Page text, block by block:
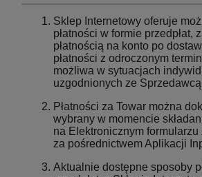
Sklep Internetowy oferuje
płatności w formie przedpłat,
płatnością na konto po
płatności z odroczonym
możliwa w sytuacjach
uzgodnionych ze
Płatności za Towar można
wybrany w momencie
na Elektronicznym
za pośrednictwem Aplikacji
Aktualnie dostępne sposoby